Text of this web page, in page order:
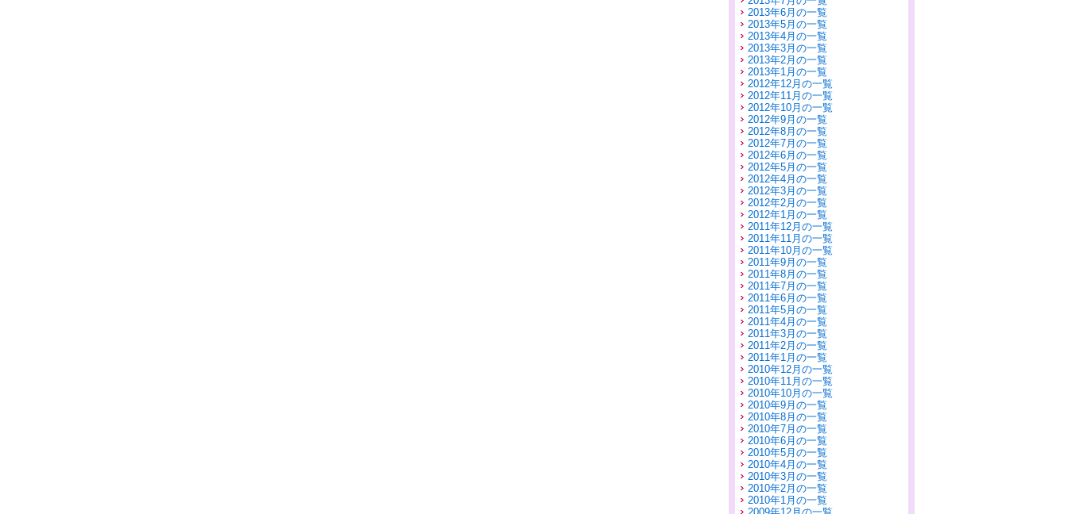
2013年6月の一覧
2013年5月の一覧
2013年4月の一覧
2013年3月の一覧
2013年2月の一覧
2013年1月の一覧
2012年12月の一覧
2012年11月の一覧
2012年10月の一覧
2012年9月の一覧
2012年8月の一覧
2012年7月の一覧
2012年6月の一覧
2012年5月の一覧
2012年4月の一覧
2012年3月の一覧
2012年2月の一覧
2012年1月の一覧
2011年12月の一覧
2011年11月の一覧
2011年10月の一覧
2011年9月の一覧
2011年8月の一覧
2011年7月の一覧
2011年6月の一覧
2011年5月の一覧
2011年4月の一覧
2011年3月の一覧
2011年2月の一覧
2011年1月の一覧
2010年12月の一覧
2010年11月の一覧
2010年10月の一覧
2010年9月の一覧
2010年8月の一覧
2010年7月の一覧
2010年6月の一覧
2010年5月の一覧
2010年4月の一覧
2010年3月の一覧
2010年2月の一覧
2010年1月の一覧